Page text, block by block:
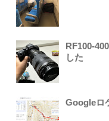
RF100-
した
Googleロ